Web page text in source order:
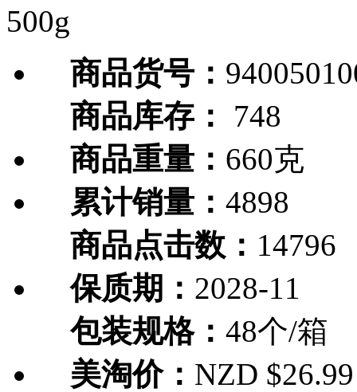
500g
商品货号：
商品库存：
748
商品重量： 660克
累计销量： 4898
商品点击数： 14796
保质期： 2028-11
包装规格： 48个/箱
美淘价： NZD $26.99